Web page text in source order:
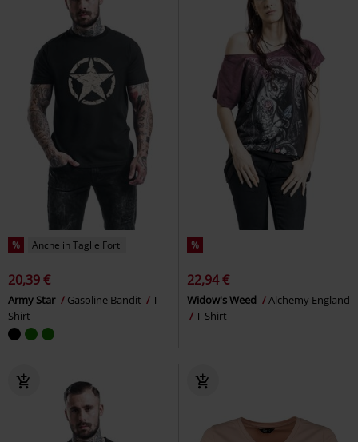
% Anche in Taglie Forti
20,39 €
Army Star Gasoline Bandit
T-
Shirt
%
22,94 €
Widow's Weed
Alchemy England
T-Shirt